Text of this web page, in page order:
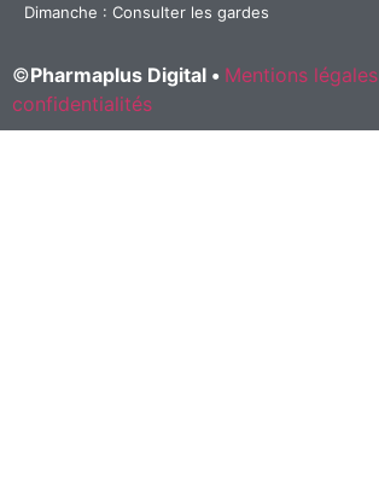
Dimanche : Consulter les gardes
©Pharmaplus Digital • Mentions légales
confidentialités